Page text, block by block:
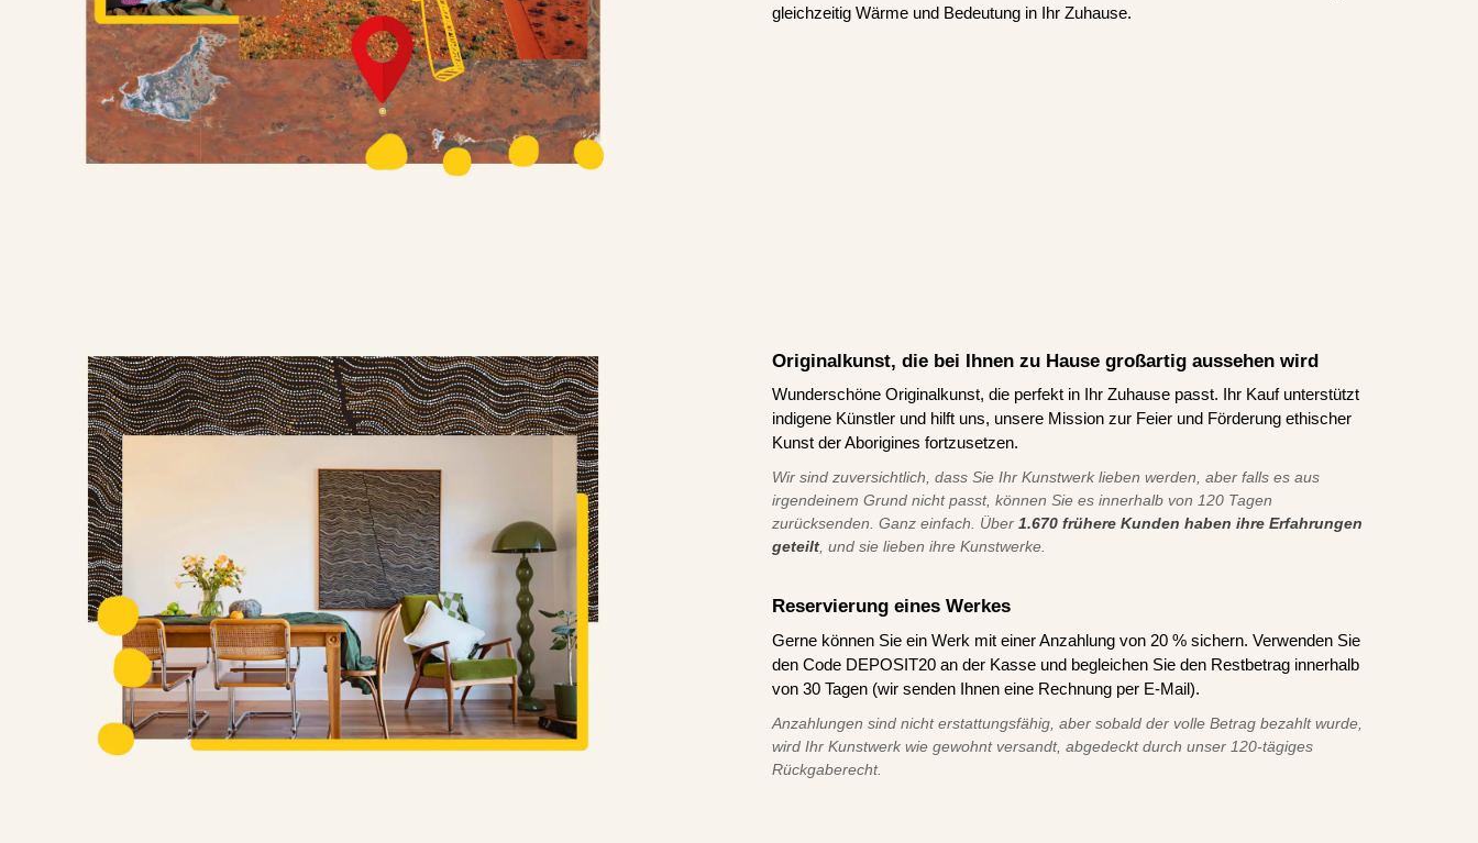
gleichzeitig Wärme und Bedeutung in Ihr Zuhause.
Originalkunst, die bei Ihnen zu Hause großartig aussehen wird
Wunderschöne Originalkunst, die perfekt in Ihr Zuhause passt. Ihr Kauf unterstützt
indigene Künstler und hilft uns, unsere Mission zur Feier und Förderung ethischer
Kunst der Aborigines fortzusetzen.
Wir sind zuversichtlich, dass Sie Ihr Kunstwerk lieben werden, aber falls es aus
irgendeinem Grund nicht passt, können Sie es innerhalb von 120 Tagen
zurücksenden. Ganz einfach. Über 1.670 frühere Kunden haben ihre Erfahrungen
geteilt, und sie lieben ihre Kunstwerke.
Reservierung eines Werkes
Gerne können Sie ein Werk mit einer Anzahlung von 20 % sichern. Verwenden Sie
den Code DEPOSIT20 an der Kasse und begleichen Sie den Restbetrag innerhalb
von 30 Tagen (wir senden Ihnen eine Rechnung per E-Mail).
Anzahlungen sind nicht erstattungsfähig, aber sobald der volle Betrag bezahlt wurde,
wird Ihr Kunstwerk wie gewohnt versandt, abgedeckt durch unser 120-tägiges
Rückgaberecht.